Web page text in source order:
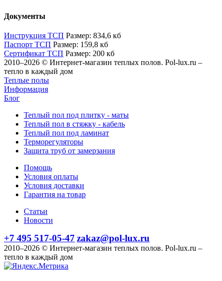
Документы
Инструкция ТСП Размер: 834,6 кб
Паспорт ТСП Размер: 159,8 кб
Сертификат ТСП Размер: 200 кб
2010–2026 © Интернет-магазин теплых полов. Pol-lux.ru –
тепло в каждый дом
Теплые полы
Информация
Блог
Теплый пол под плитку - маты
Теплый пол в стяжку - кабель
Теплый пол под ламинат
Терморегуляторы
Защита труб от замерзания
Помощь
Условия оплаты
Условия доставки
Гарантия на товар
Статьи
Новости
+7 495 517-05-47 zakaz@pol-lux.ru
2010–2026 © Интернет-магазин теплых полов. Pol-lux.ru –
тепло в каждый дом